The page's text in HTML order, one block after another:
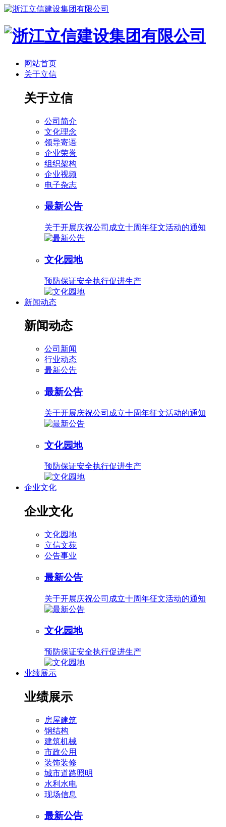
网站首页
关于立信
关于立信
公司简介
文化理念
领导寄语
企业荣誉
组织架构
企业视频
电子杂志
最新公告
关于开展庆祝公司成立十周年征文活动的通知
文化园地
预防保证安全执行促进生产
新闻动态
新闻动态
公司新闻
行业动态
最新公告
最新公告
关于开展庆祝公司成立十周年征文活动的通知
文化园地
预防保证安全执行促进生产
企业文化
企业文化
文化园地
立信文苑
公告事业
最新公告
关于开展庆祝公司成立十周年征文活动的通知
文化园地
预防保证安全执行促进生产
业绩展示
业绩展示
房屋建筑
钢结构
建筑机械
市政公用
装饰装修
城市道路照明
水利水电
现场信息
最新公告